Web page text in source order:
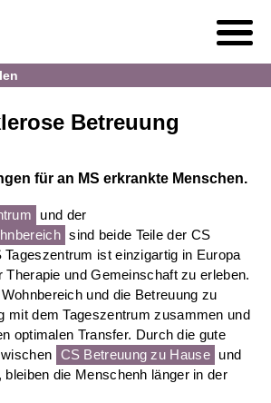
Betreuung
für an MS erkrankte Menschen.
und der
sind beide Teile der CS
ist einzigartig in Europa
Therapie und Gemeinschaft zu erleben.
und die Betreuung zu
mit dem Tageszentrum zusammen und
optimalen Transfer. Durch die gute
CS Betreuung zu Hause und
bleiben die Menschenh länger in der